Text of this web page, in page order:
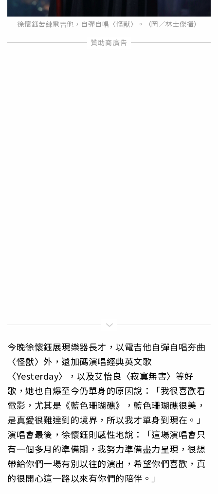
徐懷鈺苦練電吉他，自彈自唱〈怪獸〉。（圖／林士傑攝）
今晚徐懷鈺展現樂器長才，以電吉他自彈自唱夯曲
〈怪獸〉外，還加碼演唱經典英文歌
〈Yesterday〉，以及艾怡良〈寂寞無害〉等好
歌，她也自爆至今仍單身的原因說：「我很喜歡看
電影，尤其是《藍色珊瑚礁》，藍色珊瑚礁很美，
是真愛很難達到的境界，所以我才單身到現在。」
演唱會最後，徐懷鈺則感性地說：「這場演唱會只
有一個多月的準備期，我努力準備盡力呈現，很想
帶給你們一場有別以往的演出，希望你們喜歡，真
的很開心這一路以來有你們的陪伴。」